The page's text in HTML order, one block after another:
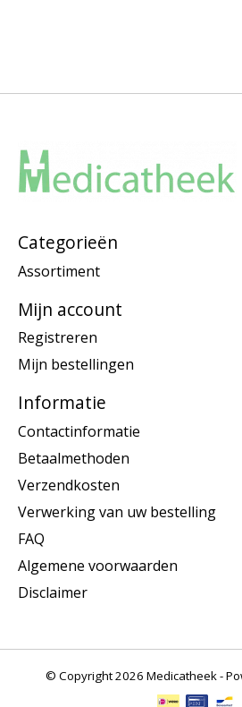
Categorieën
Assortiment
Mijn account
Registreren
Mijn bestellingen
Informatie
Contactinformatie
Betaalmethoden
Verzendkosten
Verwerking van uw bestelling
FAQ
Algemene voorwaarden
Disclaimer
© Copyright 2026 Medicatheek -